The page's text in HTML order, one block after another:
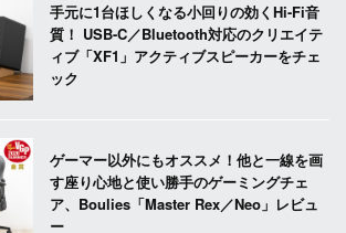
手元に1台ほしくなる小回りの効くHi-Fi音
質！ USB-C／Bluetooth対応のクリエイテ
ィブ「XF1」アクティブスピーカーをチェ
ック
ゲーマー以外にもオススメ！他と一線を画
す座り心地と使い勝手のゲーミングチェ
ア、Boulies「Master Rex／Neo」レビュ
ー